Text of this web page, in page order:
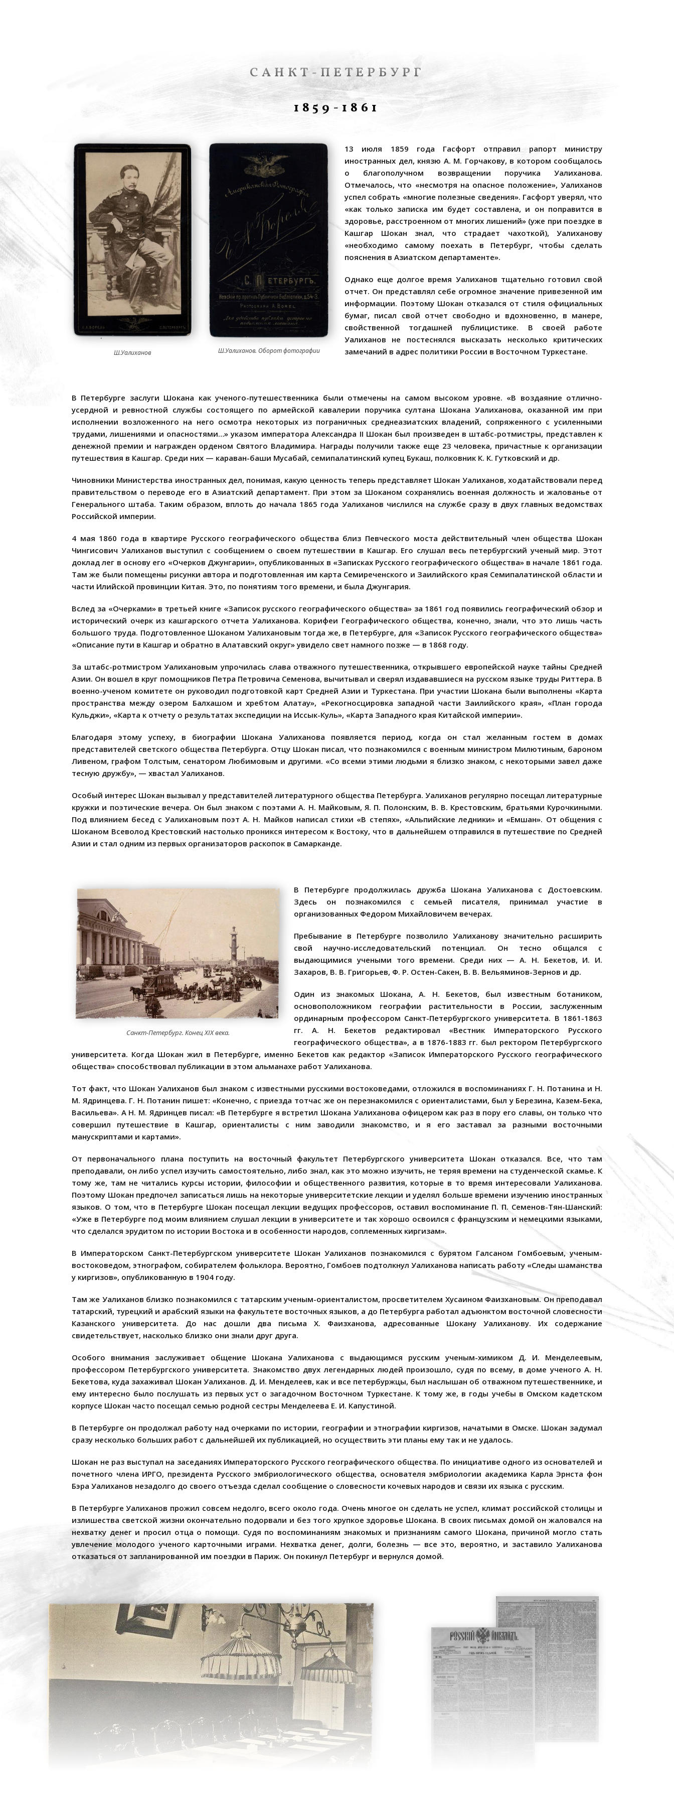
САНКТ-ПЕТЕРБУРГ
1859-1861
Ш.Уалиханов Ш.Уалиханов. Оборот фотографии
13 июля 1859 года Гасфорт отправил рапорт министру
иностранных дел, князю А. М. Горчакову, в котором сообщалось
о благополучном возвращении поручика Уалиханова.
Отмечалось, что «несмотря на опасное положение», Уалиханов
успел собрать «многие полезные сведения». Гасфорт уверял, что
«как только записка им будет составлена, и он поправится в
здоровье, расстроенном от многих лишений» (уже при поездке в
Кашгар Шокан знал, что страдает чахоткой), Уалиханову
«необходимо самому поехать в Петербург, чтобы сделать
пояснения в Азиатском департаменте».
Однако еще долгое время Уалиханов тщательно готовил свой
отчет. Он представлял себе огромное значение привезенной им
информации. Поэтому Шокан отказался от стиля официальных
бумаг, писал свой отчет свободно и вдохновенно, в манере,
свойственной тогдашней публицистике. В своей работе
Уалиханов не постеснялся высказать несколько критических
замечаний в адрес политики России в Восточном Туркестане.
В Петербурге заслуги Шокана как ученого-путешественника были отмечены на самом высоком уровне. «В воздаяние отлично-
усердной и ревностной службы состоящего по армейской кавалерии поручика султана Шокана Уалиханова, оказанной им при
исполнении возложенного на него осмотра некоторых из пограничных среднеазиатских владений, сопряженного с усиленными
трудами, лишениями и опасностями…» указом императора Александра II Шокан был произведен в штабс-ротмистры, представлен к
денежной премии и награжден орденом Святого Владимира. Награды получили также еще 23 человека, причастные к организации
путешествия в Кашгар. Среди них — караван-баши Мусабай, семипалатинский купец Букаш, полковник К. К. Гутковский и др.
Чиновники Министерства иностранных дел, понимая, какую ценность теперь представляет Шокан Уалиханов, ходатайствовали перед
правительством о переводе его в Азиатский департамент. При этом за Шоканом сохранялись военная должность и жалованье от
Генерального штаба. Таким образом, вплоть до начала 1865 года Уалиханов числился на службе сразу в двух главных ведомствах
Российской империи.
4 мая 1860 года в квартире Русского географического общества близ Певческого моста действительный член общества Шокан
Чингисович Уалиханов выступил с сообщением о своем путешествии в Кашгар. Его слушал весь петербургский ученый мир. Этот
доклад лег в основу его «Очерков Джунгарии», опубликованных в «Записках Русского географического общества» в начале 1861 года.
Там же были помещены рисунки автора и подготовленная им карта Семиреченского и Заилийского края Семипалатинской области и
части Илийской провинции Китая. Это, по понятиям того времени, и была Джунгария.
Вслед за «Очерками» в третьей книге «Записок русского географического общества» за 1861 год появились географический обзор и
исторический очерк из кашгарского отчета Уалиханова. Корифеи Географического общества, конечно, знали, что это лишь часть
большого труда. Подготовленное Шоканом Уалихановым тогда же, в Петербурге, для «Записок Русского географического общества»
«Описание пути в Кашгар и обратно в Алатавский округ» увидело свет намного позже — в 1868 году.
За штабс-ротмистром Уалихановым упрочилась слава отважного путешественника, открывшего европейской науке тайны Средней
Азии. Он вошел в круг помощников Петра Петровича Семенова, вычитывал и сверял издававшиеся на русском языке труды Риттера. В
военно-ученом комитете он руководил подготовкой карт Средней Азии и Туркестана. При участии Шокана были выполнены «Карта
пространства между озером Балхашом и хребтом Алатау», «Рекогносцировка западной части Заилийского края», «План города
Кульджи», «Карта к отчету о результатах экспедиции на Иссык-Куль», «Карта Западного края Китайской империи».
Благодаря этому успеху, в биографии Шокана Уалиханова появляется период, когда он стал желанным гостем в домах
представителей светского общества Петербурга. Отцу Шокан писал, что познакомился с военным министром Милютиным, бароном
Ливеном, графом Толстым, сенатором Любимовым и другими. «Со всеми этими людьми я близко знаком, с некоторыми завел даже
тесную дружбу», — хвастал Уалиханов.
Особый интерес Шокан вызывал у представителей литературного общества Петербурга. Уалиханов регулярно посещал литературные
кружки и поэтические вечера. Он был знаком с поэтами А. Н. Майковым, Я. П. Полонским, В. В. Крестовским, братьями Курочкиными.
Под влиянием бесед с Уалихановым поэт А. Н. Майков написал стихи «В степях», «Альпийские ледники» и «Емшан». От общения с
Шоканом Всеволод Крестовский настолько проникся интересом к Востоку, что в дальнейшем отправился в путешествие по Средней
Азии и стал одним из первых организаторов раскопок в Самарканде.
Санкт-Петербург. Конец XIX века.
В Петербурге продолжилась дружба Шокана Уалиханова с Достоевским.
Здесь он познакомился с семьей писателя, принимал участие в
организованных Федором Михайловичем вечерах.
Пребывание в Петербурге позволило Уалиханову значительно расширить
свой научно-исследовательский потенциал. Он тесно общался с
выдающимися учеными того времени. Среди них — А. Н. Бекетов, И. И.
Захаров, В. В. Григорьев, Ф. Р. Остен-Сакен, В. В. Вельяминов-Зернов и др.
Один из знакомых Шокана, А. Н. Бекетов, был известным ботаником,
основоположником географии растительности в России, заслуженным
ординарным профессором Санкт-Петербургского университета. В 1861-1863
гг. А. Н. Бекетов редактировал «Вестник Императорского Русского
географического общества», а в 1876-1883 гг. был ректором Петербургского
университета. Когда Шокан жил в Петербурге, именно Бекетов как редактор «Записок Императорского Русского географического
общества» способствовал публикации в этом альманахе работ Уалиханова.
Тот факт, что Шокан Уалиханов был знаком с известными русскими востоковедами, отложился в воспоминаниях Г. Н. Потанина и Н.
М. Ядринцева. Г. Н. Потанин пишет: «Конечно, с приезда тотчас же он перезнакомился с ориенталистами, был у Березина, Казем-Бека,
Васильева». А Н. М. Ядринцев писал: «В Петербурге я встретил Шокана Уалиханова офицером как раз в пору его славы, он только что
совершил путешествие в Кашгар, ориенталисты с ним заводили знакомство, и я его заставал за разными восточными
манускриптами и картами».
От первоначального плана поступить на восточный факультет Петербургского университета Шокан отказался. Все, что там
преподавали, он либо успел изучить самостоятельно, либо знал, как это можно изучить, не теряя времени на студенческой скамье. К
тому же, там не читались курсы истории, философии и общественного развития, которые в то время интересовали Уалиханова.
Поэтому Шокан предпочел записаться лишь на некоторые университетские лекции и уделял больше времени изучению иностранных
языков. О том, что в Петербурге Шокан посещал лекции ведущих профессоров, оставил воспоминание П. П. Семенов-Тян-Шанский:
«Уже в Петербурге под моим влиянием слушал лекции в университете и так хорошо освоился с французским и немецкими языками,
что сделался эрудитом по истории Востока и в особенности народов, соплеменных киргизам».
В Императорском Санкт-Петербургском университете Шокан Уалиханов познакомился с бурятом Галсаном Гомбоевым, ученым-
востоковедом, этнографом, собирателем фольклора. Вероятно, Гомбоев подтолкнул Уалиханова написать работу «Следы шаманства
у киргизов», опубликованную в 1904 году.
Там же Уалиханов близко познакомился с татарским ученым-ориенталистом, просветителем Хусаином Фаизхановым. Он преподавал
татарский, турецкий и арабский языки на факультете восточных языков, а до Петербурга работал адъюнктом восточной словесности
Казанского университета. До нас дошли два письма Х. Фаизханова, адресованные Шокану Уалиханову. Их содержание
свидетельствует, насколько близко они знали друг друга.
Особого внимания заслуживает общение Шокана Уалиханова с выдающимся русским ученым-химиком Д. И. Менделеевым,
профессором Петербургского университета. Знакомство двух легендарных людей произошло, судя по всему, в доме ученого А. Н.
Бекетова, куда захаживал Шокан Уалиханов. Д. И. Менделеев, как и все петербуржцы, был наслышан об отважном путешественнике, и
ему интересно было послушать из первых уст о загадочном Восточном Туркестане. К тому же, в годы учебы в Омском кадетском
корпусе Шокан часто посещал семью родной сестры Менделеева Е. И. Капустиной.
В Петербурге он продолжал работу над очерками по истории, географии и этнографии киргизов, начатыми в Омске. Шокан задумал
сразу несколько больших работ с дальнейшей их публикацией, но осуществить эти планы ему так и не удалось.
Шокан не раз выступал на заседаниях Императорского Русского географического общества. По инициативе одного из основателей и
почетного члена ИРГО, президента Русского эмбриологического общества, основателя эмбриологии академика Карла Эрнста фон
Бэра Уалиханов незадолго до своего отъезда сделал сообщение о словесности кочевых народов и связи их языка с русским.
В Петербурге Уалиханов прожил совсем недолго, всего около года. Очень многое он сделать не успел, климат российской столицы и
излишества светской жизни окончательно подорвали и без того хрупкое здоровье Шокана. В своих письмах домой он жаловался на
нехватку денег и просил отца о помощи. Судя по воспоминаниям знакомых и признаниям самого Шокана, причиной могло стать
увлечение молодого ученого карточными играми. Нехватка денег, долги, болезнь — все это, вероятно, и заставило Уалиханова
отказаться от запланированной им поездки в Париж. Он покинул Петербург и вернулся домой.